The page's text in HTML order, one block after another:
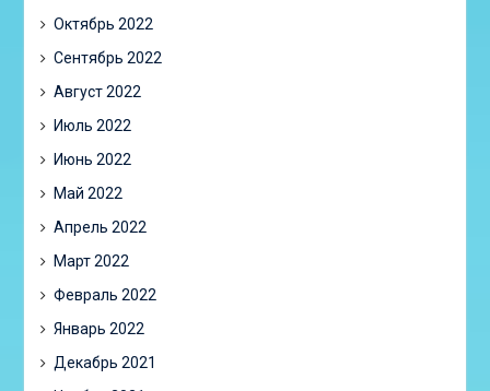
Октябрь 2022
Сентябрь 2022
Август 2022
Июль 2022
Июнь 2022
Май 2022
Апрель 2022
Март 2022
Февраль 2022
Январь 2022
Декабрь 2021